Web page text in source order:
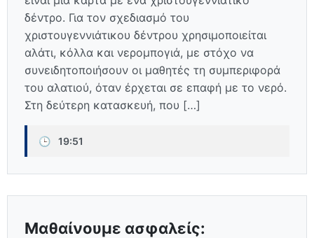
δέντρο. Για τον σχεδιασμό του
χριστουγεννιάτικου δέντρου χρησιμοποιείται
αλάτι, κόλλα και νερομπογιά, με στόχο να
συνειδητοποιήσουν οι μαθητές τη συμπεριφορά
του αλατιού, όταν έρχεται σε επαφή με το νερό.
Στη δεύτερη κατασκευή, που […]
🕒 19:51
Μαθαίνουμε ασφαλείς: